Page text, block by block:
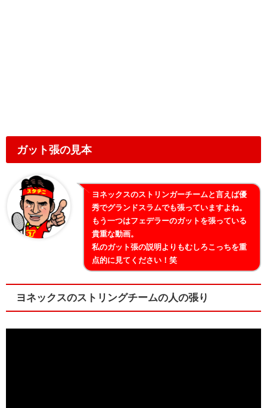
ガット張の見本
ヨネックスのストリンガーチームと言えば優
秀でグランドスラムでも張っていますよね。
もう一つはフェデラーのガットを張っている
貴重な動画。
私のガット張の説明よりもむしろこっちを重
点的に見てください！笑
ヨネックスのストリングチームの人の張り